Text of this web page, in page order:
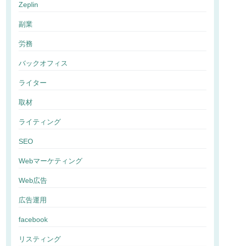
Zeplin
副業
労務
バックオフィス
ライター
取材
ライティング
SEO
Webマーケティング
Web広告
広告運用
facebook
リスティング